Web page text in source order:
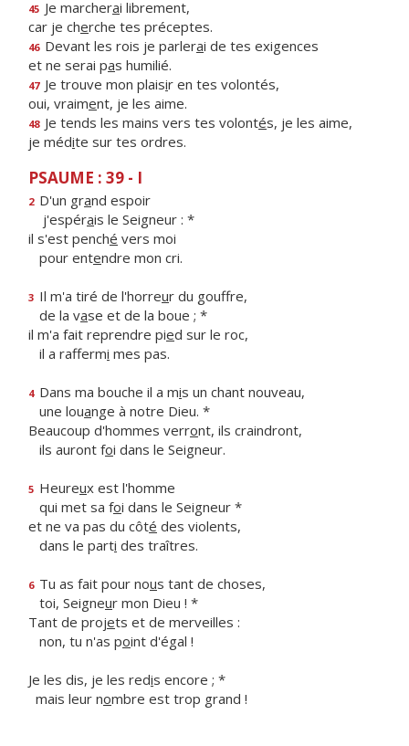
45 Je marcherai librement,
car je cherche tes préceptes.
46 Devant les rois je parlerai de tes exigences
et ne serai pas humilié.
47 Je trouve mon plaisir en tes volontés,
oui, vraiment, je les aime.
48 Je tends les mains vers tes volontés, je les aime,
je médite sur tes ordres.
PSAUME : 39 - I
2 D'un grand espoir
j'espérais le Seigneur : *
il s'est penché vers moi
pour entendre mon cri.
3 Il m'a tiré de l'horreur du gouffre,
de la vase et de la boue ; *
il m'a fait reprendre pied sur le roc,
il a raffermi mes pas.
4 Dans ma bouche il a mis un chant nouveau,
une louange à notre Dieu. *
Beaucoup d'hommes verront, ils craindront,
ils auront foi dans le Seigneur.
5 Heureux est l'homme
qui met sa foi dans le Seigneur *
et ne va pas du côté des violents,
dans le parti des traîtres.
6 Tu as fait pour nous tant de choses,
toi, Seigneur mon Dieu ! *
Tant de projets et de merveilles :
non, tu n'as point d'égal !
Je les dis, je les redis encore ; *
mais leur nombre est trop grand !